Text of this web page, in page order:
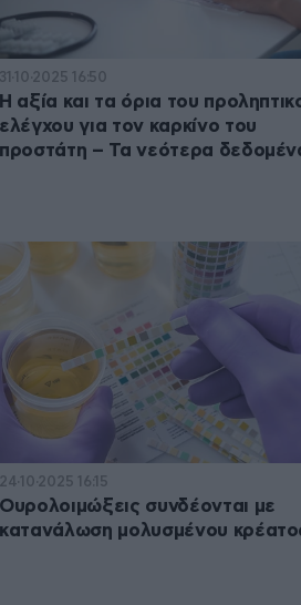
31·10·2025 16:50
Η αξία και τα όρια του
ελέγχου για τον καρκίνο του
προστάτη – Τα νεότερα
24·10·2025 16:15
Ουρολοιμώξεις συνδέονται με
κατανάλωση μολυσμένου